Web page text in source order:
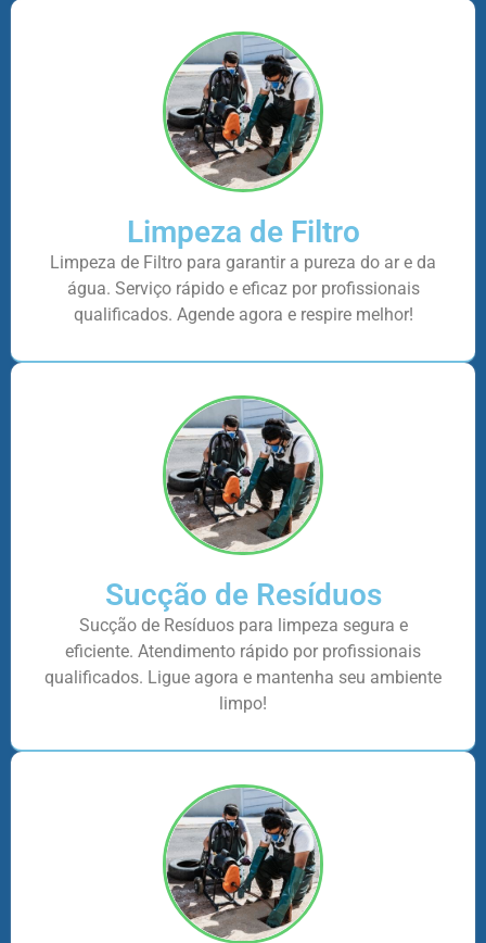
Limpeza de Filtro
Limpeza de Filtro para garantir a pureza do ar e da
água. Serviço rápido e eficaz por profissionais
qualificados. Agende agora e respire melhor!
Sucção de Resíduos
Sucção de Resíduos para limpeza segura e
eficiente. Atendimento rápido por profissionais
qualificados. Ligue agora e mantenha seu ambiente
limpo!